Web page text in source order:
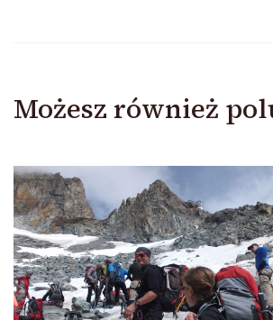
Możesz również